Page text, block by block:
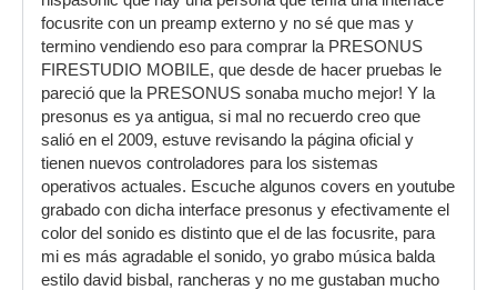
focusrite con un preamp externo y no sé que mas y
termino vendiendo eso para comprar la PRESONUS
FIRESTUDIO MOBILE, que desde de hacer pruebas le
pareció que la PRESONUS sonaba mucho mejor! Y la
presonus es ya antigua, si mal no recuerdo creo que
salió en el 2009, estuve revisando la página oficial y
tienen nuevos controladores para los sistemas
operativos actuales. Escuche algunos covers en youtube
grabado con dicha interface presonus y efectivamente el
color del sonido es distinto que el de las focusrite, para
mi es más agradable el sonido, yo grabo música balda
estilo david bisbal, rancheras y no me gustaban mucho